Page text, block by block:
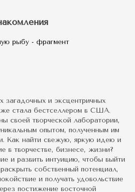
рыбу - фрагмент
загадочных и эксцентричных
стала бестселлером в США.
своей творческой лаборатории,
опытом, полученным им
Как найти свежую, яркую идею и
в творчестве, бизнесе, жизни?
и развить интуицию, чтобы выйти
собственный потенциал,
и получать удовольствие
постижение восточной